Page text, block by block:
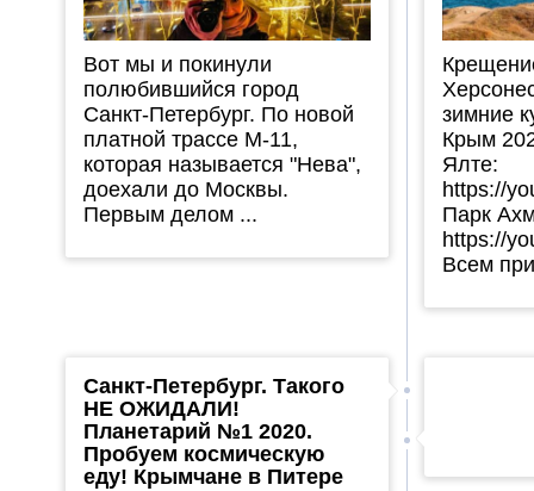
зимние
Крым
Ялте:
https://
Парк
https://
Всем
Вот мы и покинули
полюбившийся город
Санкт-Петербург. По новой
платной трассе М-11,
которая называется "Нева",
доехали до Москвы.
Первым делом ...
Санкт-Петербург. Такого
НЕ ОЖИДАЛИ!
Планетарий №1 2020.
Пробуем космическую
еду! Крымчане в Питере